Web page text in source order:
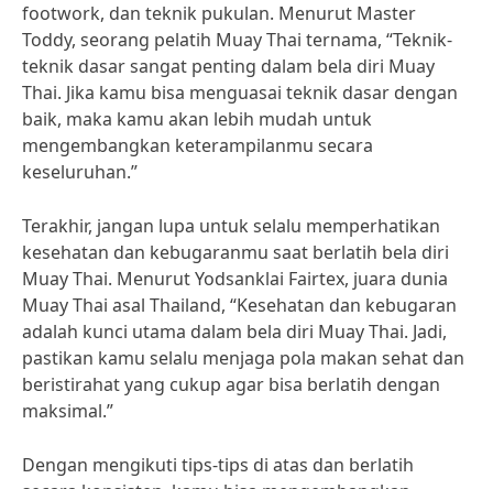
footwork, dan teknik pukulan. Menurut Master
Toddy, seorang pelatih Muay Thai ternama, “Teknik-
teknik dasar sangat penting dalam bela diri Muay
Thai. Jika kamu bisa menguasai teknik dasar dengan
baik, maka kamu akan lebih mudah untuk
mengembangkan keterampilanmu secara
keseluruhan.”
Terakhir, jangan lupa untuk selalu memperhatikan
kesehatan dan kebugaranmu saat berlatih bela diri
Muay Thai. Menurut Yodsanklai Fairtex, juara dunia
Muay Thai asal Thailand, “Kesehatan dan kebugaran
adalah kunci utama dalam bela diri Muay Thai. Jadi,
pastikan kamu selalu menjaga pola makan sehat dan
beristirahat yang cukup agar bisa berlatih dengan
maksimal.”
Dengan mengikuti tips-tips di atas dan berlatih